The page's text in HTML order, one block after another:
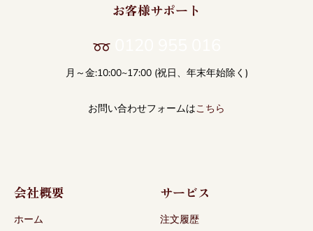
お客様サポート
月～金:10:00~17:00 (祝日、年末年始除く)
お問い合わせフォームはこちら
会社概要
ホーム
サービス
注文履歴